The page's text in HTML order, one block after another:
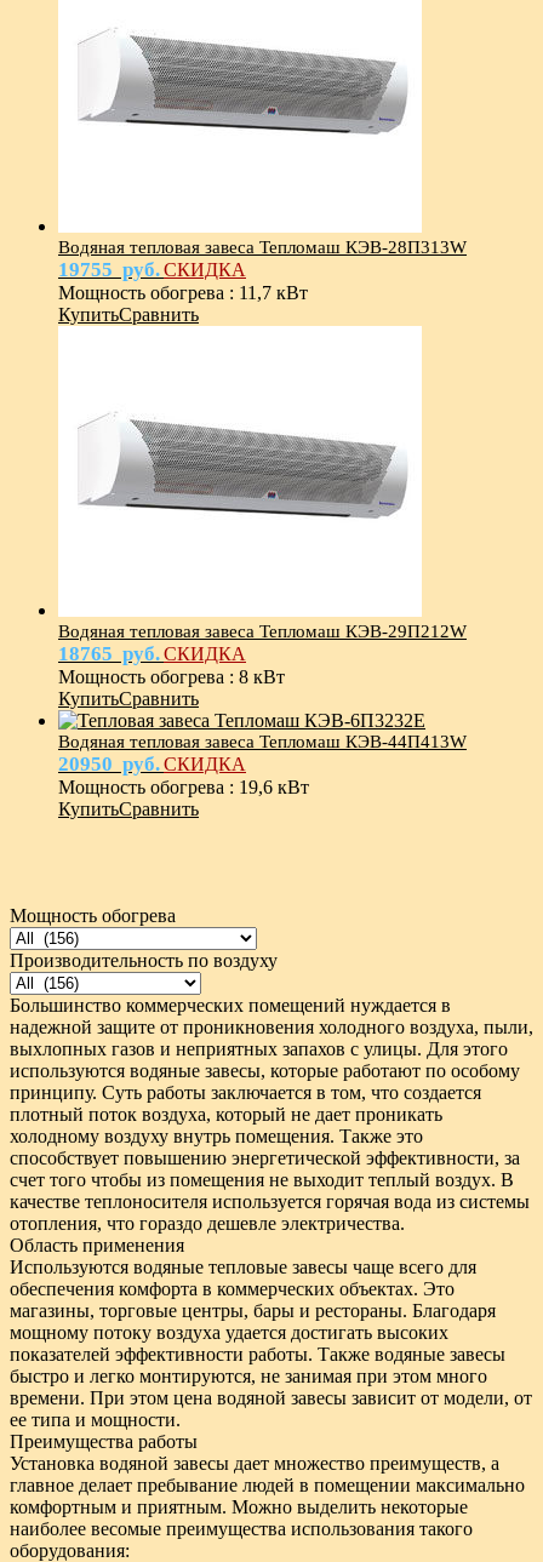
Водяная тепловая завеса Тепломаш КЭВ-28П313W
19755 руб.СКИДКА
Мощность обогрева : 11,7 кВт
КупитьСравнить
Водяная тепловая завеса Тепломаш КЭВ-29П212W
18765 руб.СКИДКА
Мощность обогрева : 8 кВт
КупитьСравнить
Водяная тепловая завеса Тепломаш КЭВ-44П413W
20950 руб.СКИДКА
Мощность обогрева : 19,6 кВт
КупитьСравнить
Мощность обогрева
Производительность по воздуху
Большинство коммерческих помещений нуждается в
надежной защите от проникновения холодного воздуха, пыли,
выхлопных газов и неприятных запахов с улицы. Для этого
используются водяные завесы, которые работают по особому
принципу. Суть работы заключается в том, что создается
плотный поток воздуха, который не дает проникать
холодному воздуху внутрь помещения. Также это
способствует повышению энергетической эффективности, за
счет того чтобы из помещения не выходит теплый воздух. В
качестве теплоносителя используется горячая вода из системы
отопления, что гораздо дешевле электричества.
Область применения
Используются водяные тепловые завесы чаще всего для
обеспечения комфорта в коммерческих объектах. Это
магазины, торговые центры, бары и рестораны. Благодаря
мощному потоку воздуха удается достигать высоких
показателей эффективности работы. Также водяные завесы
быстро и легко монтируются, не занимая при этом много
времени. При этом цена водяной завесы зависит от модели, от
ее типа и мощности.
Преимущества работы
Установка водяной завесы дает множество преимуществ, а
главное делает пребывание людей в помещении максимально
комфортным и приятным. Можно выделить некоторые
наиболее весомые преимущества использования такого
оборудования: